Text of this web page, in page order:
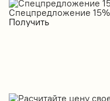
Спецпредложение
Получить